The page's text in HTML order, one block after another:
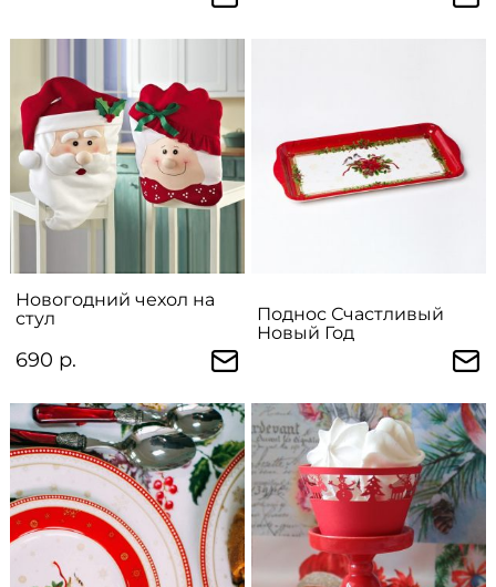
Новогодний чехол на
стул
690 р.
Поднос Счастливый
Новый Год